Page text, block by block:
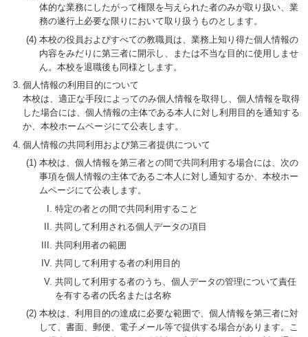
体的な業務にしたがって権限を与えられた者のみが取り扱い、業
務の遂行上必要な限りにおいて取り扱うものとします。
本校の役員およびすべての教職員は、業務上知り得た個人情報の
内容をみだりに第三者に開示し、または不当な目的に使用しませ
ん。本校を退職後も同様とします。
個人情報の利用目的について
本校は、適正な手段によってのみ個人情報を取得し、個人情報を取得
した場合には、個人情報の主体である本人に対し利用目的を通知する
か、本校ホームページにて公表します。
個人情報の共同利用および第三者提供について
本校は、個人情報を第三者との間で共同利用する場合には、次の
事項を個人情報の主体であるご本人に対し通知するか、本校ホー
ムページにて公表します。
特定の者との間で共同利用すること
共同して利用される個人データの項目
共同利用者の範囲
共同して利用する者の利用目的
共同して利用する者のうち、個人データの管理について責任
を有する者の氏名または名称
本校は、利用目的の達成に必要な範囲で、個人情報を第三者に対
して、書面、郵便、電子メール等で提供する場合があります。こ